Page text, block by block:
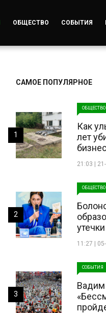
ОБЩЕСТВО СОБЫТИЯ
САМОЕ ПОПУЛЯРНОЕ
ОБЩЕСТВО
Как
лет
21:03 |
1
ОБЩЕСТВО
11:27 |
2
СОБЫТИЯ
3